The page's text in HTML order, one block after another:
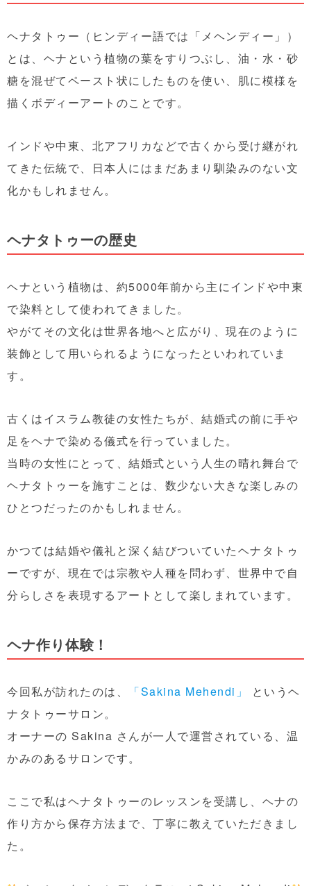
ヘナタトゥー（ヒンディー語では「メヘンディー」）
とは、 ヘナという植物の葉をすりつぶし、油・水・砂
糖を混ぜてペースト状にしたものを使い、肌に模様を
描くボディーアート のことです。
インドや中東、北アフリカなどで古くから受け継がれ
てきた伝統で、日本人にはまだあまり馴染みのない文
化かもしれません。
ヘナタトゥーの歴史
ヘナという植物は、約5000年前から主にインドや中東
で染料として使われてきました。
やがてその文化は世界各地へと広がり、現在のように
装飾として用いられるようになったといわれていま
す。
古くはイスラム教徒の女性たちが、結婚式の前に手や
足をヘナで染める儀式を行っていました。
当時の女性にとって、結婚式という人生の晴れ舞台で
ヘナタトゥーを施すことは、数少ない大きな楽しみの
ひとつだったのかもしれません。
かつては結婚や儀礼と深く結びついていたヘナタトゥ
ーですが、現在では宗教や人種を問わず、世界中で自
分らしさを表現するアートとして楽しまれています。
ヘナ作り体験！
今回私が訪れたのは、 「Sakina Mehendi」
というヘ
ナタトゥーサロン。
オーナーの Sakina さんが一人で運営されている、温
かみのあるサロンです。
ここで私はヘナタトゥーのレッスンを受講し、ヘナの
作り方から保存方法まで、丁寧に教えていただきまし
た。